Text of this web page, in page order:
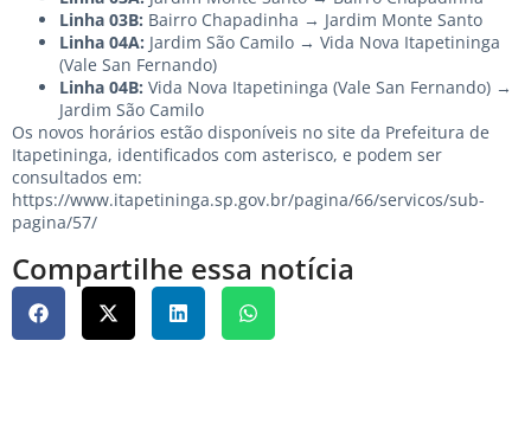
Linha 03B: Bairro Chapadinha → Jardim Monte Santo
Linha 04A: Jardim São Camilo → Vida Nova Itapetininga
(Vale San Fernando)
Linha 04B: Vida Nova Itapetininga (Vale San Fernando) →
Jardim São Camilo
Os novos horários estão disponíveis no site da Prefeitura de
Itapetininga, identificados com asterisco, e podem ser
consultados em:
https://www.itapetininga.sp.gov.br/pagina/66/servicos/sub-
pagina/57/
Compartilhe essa notícia